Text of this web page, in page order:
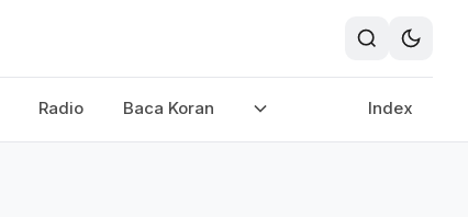
Radio Baca Koran Index